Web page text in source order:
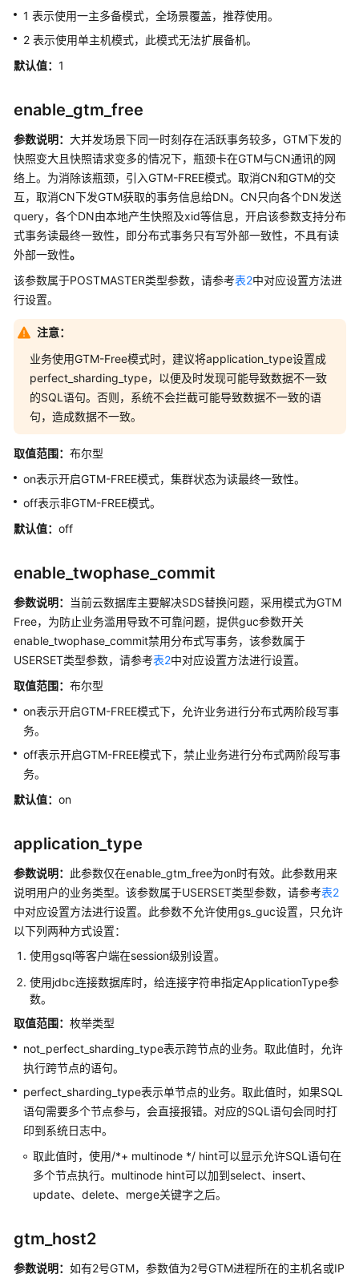
GUC
明
文
件
位
置
连
和
源
消
耗
并
行
日
志
机
复
制
规
报
和
日
志
告
检
运
行
统
计
自
动
客
1 表示使用一主多备模式，全场景覆盖，推荐使用。
2 表示使用单主机模式，此模式无法扩展备机。
默认值： 1
enable_gtm_free
参数说明： 大并发场景下同一时刻存在活跃事务较多，GTM下发的
快照变大且快照请求变多的情况下，瓶颈卡在GTM与CN通讯的网
络上。为消除该瓶颈，引入GTM-FREE模式。取消CN和GTM的交
互，取消CN下发GTM获取的事务信息给DN。 CN只向各个DN发送
query，各个DN由本地产生快照及xid等信息，开启该参数支持分布
式事务读最终一致性，即分布式事务只有写外部一致性，不具有读
外部一致性。
该参数属于POSTMASTER类型参数，请参考表2中对应设置方法进
行设置。
注意：
业务使用GTM-Free模式时，建议将application_type设置成
perfect_sharding_type，以便及时发现可能导致数据不一致
的SQL语句。否则，系统不会拦截可能导致数据不一致的语
句，造成数据不一致。
取值范围： 布尔型
on表示开启GTM-FREE模式， 集群状态为读最终一致性。
off表示非GTM-FREE模式。
默认值： off
enable_twophase_commit
参数说明： 当前云数据库主要解决SDS替换问题，采用模式为GTM
Free，为防止业务滥用导致不可靠问题，提供guc参数开关
enable_twophase_commit禁用分布式写事务，该参数属于
USERSET类型参数，请参考表2中对应设置方法进行设置。
取值范围： 布尔型
on表示开启GTM-FREE模式下，允许业务进行分布式两阶段写事
务。
off表示开启GTM-FREE模式下，禁止业务进行分布式两阶段写事
务。
默认值： on
application_type
参数说明： 此参数仅在enable_gtm_free为on时有效。此参数用来
说明用户的业务类型。该参数属于USERSET类型参数，请参考表2
中对应设置方法进行设置。此参数不允许使用gs_guc设置，只允许
以下列两种方式设置：
使用gsql等客户端在session级别设置。
使用jdbc连接数据库时，给连接字符串指定ApplicationType参
数。
取值范围： 枚举类型
not_perfect_sharding_type表示跨节点的业务。取此值时，允许
执行跨节点的语句。
perfect_sharding_type表示单节点的业务。取此值时，如果SQL
语句需要多个节点参与，会直接报错。对应的SQL语句会同时打
印到系统日志中。
取此值时，使用/*+ multinode */ hint可以显示允许SQL语句在
多个节点执行。multinode hint可以加到select、insert、
update、delete、merge关键字之后。
gtm_host2
参数说明： 如有2号GTM，参数值为2号GTM进程所在的主机名或IP